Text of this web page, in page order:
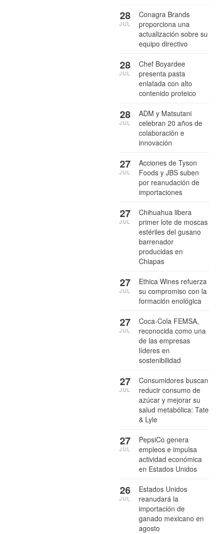
Conagra Brands
proporciona una
actualización sobre su
equipo directivo
28
JUL
Chef Boyardee
presenta pasta
enlatada con alto
contenido proteico
28
JUL
ADM y Matsutani
celebran 20 años de
colaboración e
innovación
28
JUL
Acciones de Tyson
Foods y JBS suben
por reanudación de
importaciones
27
JUL
Chihuahua libera
primer lote de moscas
estériles del gusano
barrenador
producidas en
Chiapas
27
JUL
Ethica Wines refuerza
su compromiso con la
formación enológica
27
JUL
Coca-Cola FEMSA,
reconocida como una
de las empresas
líderes en
sostenibilidad
27
JUL
Consumidores buscan
reducir consumo de
azúcar y mejorar su
salud metabólica: Tate
& Lyle
27
JUL
PepsiCo genera
empleos e impulsa
actividad económica
en Estados Unidos
27
JUL
Estados Unidos
reanudará la
importación de
ganado mexicano en
agosto
26
JUL